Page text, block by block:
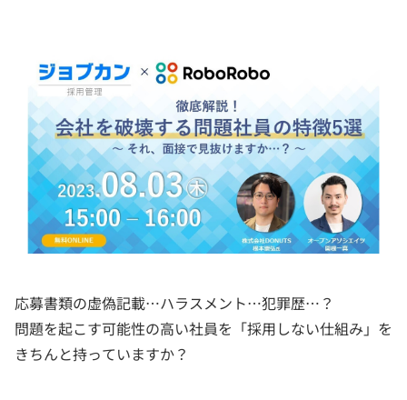
応募書類の虚偽記載…ハラスメント…犯罪歴…？
問題を起こす可能性の高い社員を「採用しない仕組み」を
きちんと持っていますか？